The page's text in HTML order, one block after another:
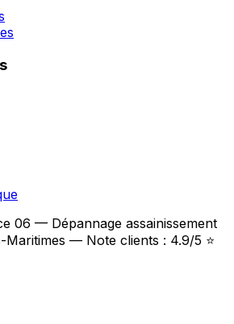
06 — Dépannage assainissement
— Note clients : 4.9/5 ⭐